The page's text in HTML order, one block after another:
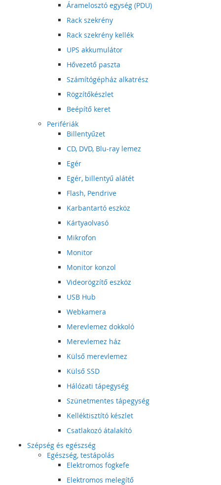
Áramelosztó egység (PDU)
Rack szekrény
Rack szekrény kellék
UPS akkumulátor
Hővezető paszta
Számítógépház alkatrész
Rögzítőkészlet
Beépítő keret
Perifériák
Billentyűzet
CD, DVD, Blu-ray lemez
Egér
Egér, billentyű alátét
Flash, Pendrive
Karbantartó eszköz
Kártyaolvasó
Mikrofon
Monitor
Monitor konzol
Videorögzítő eszköz
USB Hub
Webkamera
Merevlemez dokkoló
Merevlemez ház
Külső merevlemez
Külső SSD
Hálózati tápegység
Szünetmentes tápegység
Kelléktisztító készlet
Csatlakozó átalakító
Szépség és egészség
Egészség, testápolás
Elektromos fogkefe
Elektromos melegítő